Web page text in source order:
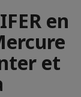
en
et